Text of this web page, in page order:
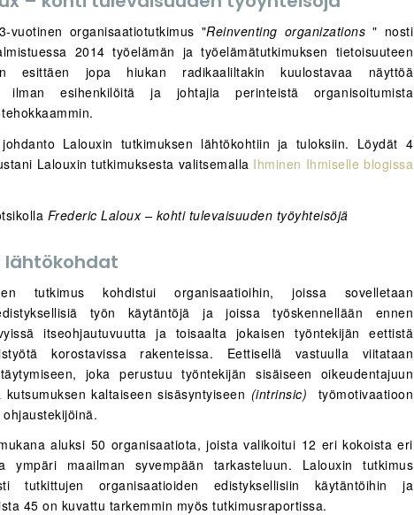
vuotinen organisaatiotutkimus "Reinventing organizations " nosti
2014 työelämän ja työelämätutkimuksen tietoisuuteen
esittäen jopa hiukan radikaaliltakin kuulostavaa näyttöä
ilman esihenkilöitä ja johtajia perinteistä organisoitumista
Lalouxin tutkimuksen lähtökohtiin ja tuloksiin. Löydät 4
Lalouxin tutkimuksesta valitsemalla Ihminen Ihmiselle blogissa
Frederic Laloux – kohti tulevaisuuden työyhteisöjä
lähtökohdat
tutkimus kohdistui organisaatioihin, joissa sovelletaan
työn käytäntöjä ja joissa työskennellään ennen
itseohjautuvuutta ja toisaalta jokaisen työntekijän eettistä
korostavissa rakenteissa. Eettisellä vastuulla viitataan
joka perustuu työntekijän sisäiseen oikeudentajuun
kutsumuksen kaltaiseen sisäsyntyiseen (intrinsic) työmotivaatioon
aluksi 50 organisaatiota, joista valikoitui 12 eri kokoista eri
ympäri maailman syvempään tarkasteluun. Lalouxin tutkimus
tutkittujen organisaatioiden edistyksellisiin käytäntöihin ja
45 on kuvattu tarkemmin myös tutkimusraportissa.